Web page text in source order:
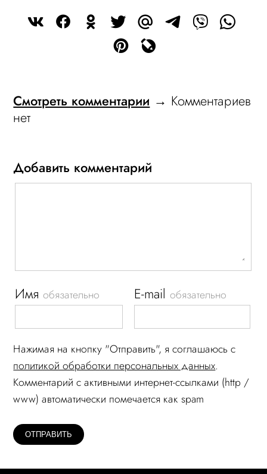
Смотреть комментарии → Комментариев
нет
Добавить комментарий
Имяобязательно E-mailобязательно
Нажимая на кнопку "Отправить", я соглашаюсь c
политикой обработки персональных данных.
Комментарий c активными интернет-ссылками (http /
www) автоматически помечается как spam